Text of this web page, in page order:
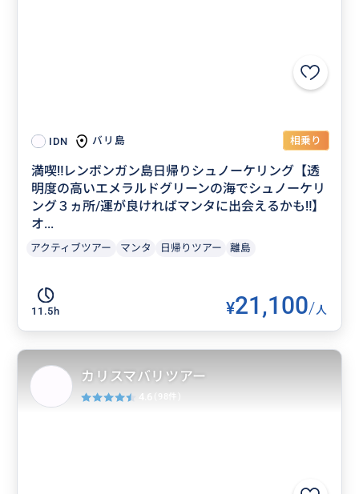
IDN バリ島 相乗り
満喫‼️レンボンガン島日帰りシュノーケリング【透
明度の高いエメラルドグリーンの海でシュノーケリ
ング３ヵ所/運が良ければマンタに出会えるかも‼】
オ...
アクティブツアー マンタ 日帰りツアー 離島
11.5h ¥21,100/人
カリスマバリツアー
4.6 (98件)